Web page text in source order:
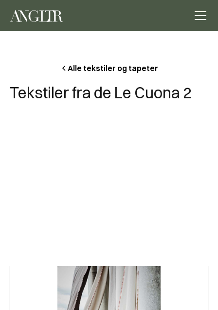
Alle tekstiler og tapeter
Tekstiler fra de Le Cuona 2